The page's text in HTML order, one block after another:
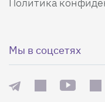
Мы в соцсетях